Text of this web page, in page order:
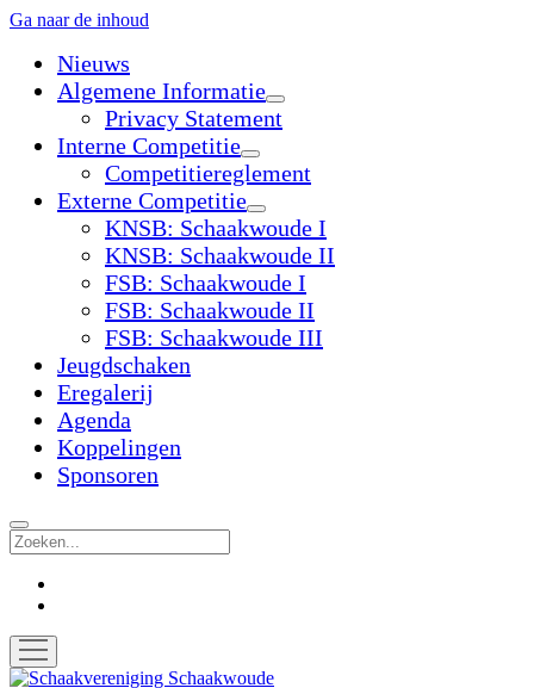
Ga naar de inhoud
Nieuws
Algemene Informatie
open
dropdown
Privacy Statement
Interne Competitie
open
dropdown
Competitiereglement
Externe Competitie
open
dropdown
menu
KNSB: Schaakwoude I
KNSB: Schaakwoude II
FSB: Schaakwoude I
FSB: Schaakwoude II
FSB: Schaakwoude III
Jeugdschaken
Eregalerij
Agenda
Koppelingen
Sponsoren
Zoek
open
menu
Schaakvereniging